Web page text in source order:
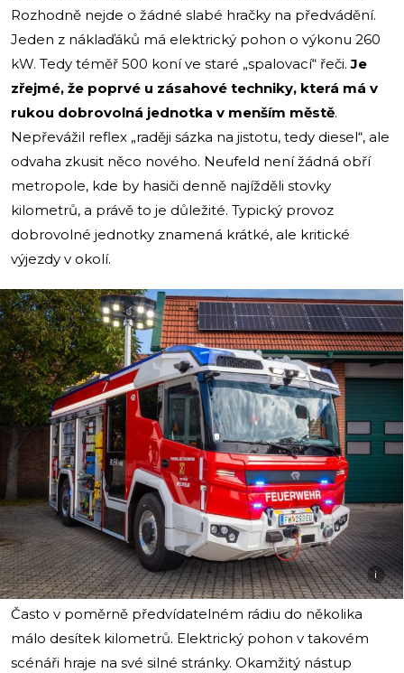
Rozhodně nejde o žádné slabé hračky na předvádění.
Jeden z náklaďáků má elektrický pohon o výkonu 260
kW. Tedy téměř 500 koní ve staré „spalovací“ řeči.Je
zřejmé, že poprvé u zásahové techniky, která má v
rukou dobrovolná jednotka v menším městě.
Nepřevážil reflex „raději sázka na jistotu, tedy diesel“, ale
odvaha zkusit něco nového. Neufeld není žádná obří
metropole, kde by hasiči denně najížděli stovky
kilometrů, a právě to je důležité. Typický provoz
dobrovolné jednotky znamená krátké, ale kritické
výjezdy v okolí.
i
Často v poměrně předvídatelném rádiu do několika
málo desítek kilometrů. Elektrický pohon v takovém
scénáři hraje na své silné stránky. Okamžitý nástup